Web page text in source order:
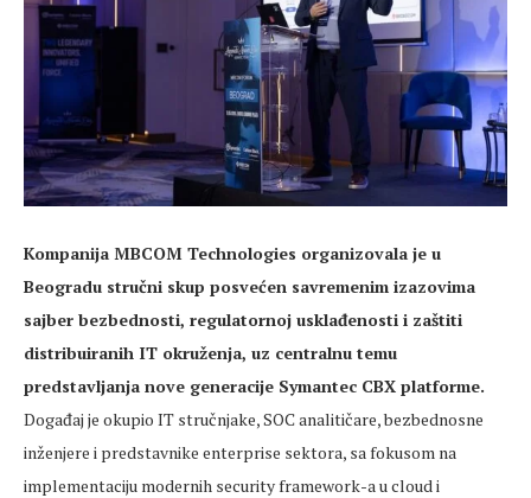
Kompanija MBCOM Technologies organizovala je u
Beogradu stručni skup posvećen savremenim izazovima
sajber bezbednosti, regulatornoj usklađenosti i zaštiti
distribuiranih IT okruženja, uz centralnu temu
predstavljanja nove generacije Symantec CBX platforme.
Događaj je okupio IT stručnjake, SOC analitičare, bezbednosne
inženjere i predstavnike enterprise sektora, sa fokusom na
implementaciju modernih security framework-a u cloud i